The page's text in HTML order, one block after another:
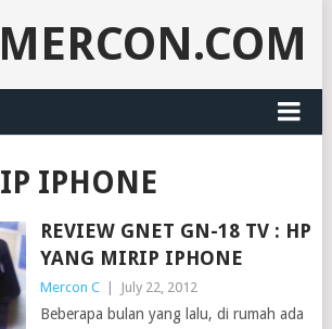
IPHONE
REVIEW GNET GN-18 TV : HP
YANG MIRIP IPHONE
Mercon C July 22, 2012
Beberapa bulan yang lalu, di rumah ada